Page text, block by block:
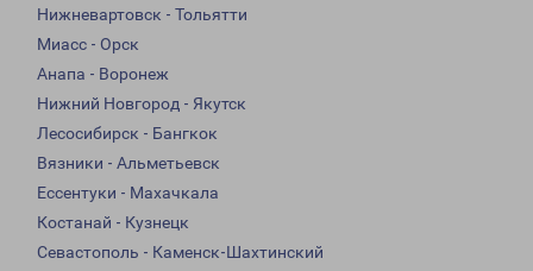
Нижневартовск - Тольятти
Миасс - Орск
Анапа - Воронеж
Нижний Новгород - Якутск
Лесосибирск - Бангкок
Вязники - Альметьевск
Ессентуки - Махачкала
Костанай - Кузнецк
Севастополь - Каменск-Шахтинский